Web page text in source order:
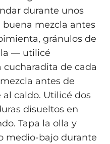
durante unos
mezcla antes
gránulos de
— utilicé
de cada
antes de
caldo. Utilicé dos
disueltos en
Tapa la olla y
medio-bajo durante